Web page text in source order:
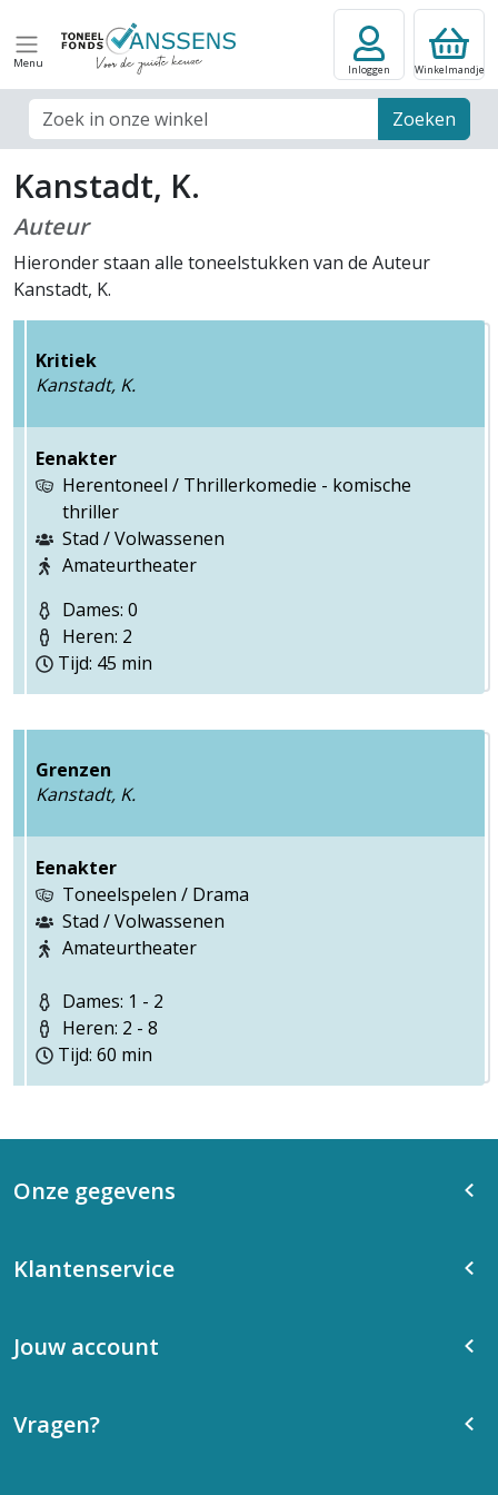
Menu
Zoek veld Zoeken
Inloggen Winkelmandje
Kanstadt, K.
Auteur
Hieronder staan alle toneelstukken van de Auteur
Kanstadt, K.
Kritiek
Kanstadt, K.
Eenakter
Herentoneel / Thrillerkomedie - komische
thriller
Stad / Volwassenen
Amateurtheater
Dames: 0
Heren: 2
Tijd: 45 min
Grenzen
Kanstadt, K.
Eenakter
Toneelspelen / Drama
Stad / Volwassenen
Amateurtheater
Dames: 1 - 2
Heren: 2 - 8
Tijd: 60 min
Onze gegevens
Klantenservice
Jouw account
Vragen?